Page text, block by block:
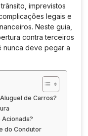
imprevistos
legais e
Neste guia,
contra terceiros
nunca deve pegar a
de Carros?
do Condutor